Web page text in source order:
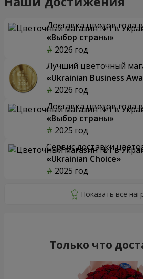
Доставка цветов года
«Выбор страны»
2026 год
Лучший цветочный
«Ukrainian Business
2026 год
Доставка цветов года
«Выбор страны»
2025 год
Сервис доставки
«Ukrainian Choice»
2025 год
Только что